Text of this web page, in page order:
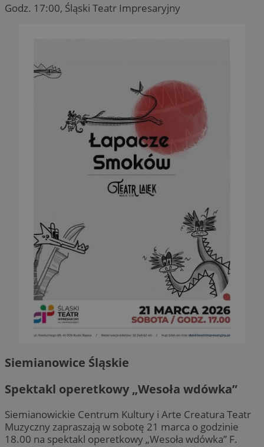
Godz. 17:00, Śląski Teatr Impresaryjny
Siemianowice Śląskie
Spektakl operetkowy „Wesoła wdówka”
Siemianowickie Centrum Kultury i Arte Creatura Teatr
Muzyczny zapraszają w sobotę 21 marca o godzinie
18.00 na spektakl operetkowy „Wesoła wdówka” F.